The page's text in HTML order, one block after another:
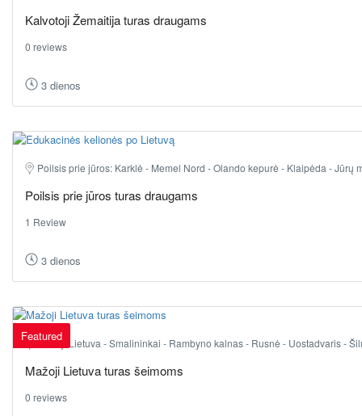
Kalvotoji Žemaitija turas draugams
0 reviews
3 dienos
Poilsis prie jūros: Karklė - Memel Nord - Olando kepurė - Klaipėda - Jūrų
Poilsis prie jūros turas draugams
1 Review
3 dienos
Featured
Mažoji Lietuva - Smalininkai - Rambyno kalnas - Rusnė - Uostadvaris -
Mažoji Lietuva turas šeimoms
0 reviews